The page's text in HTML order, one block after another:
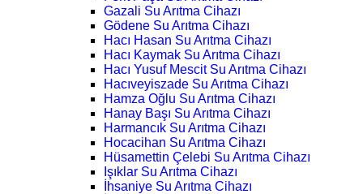
Gazali Su Arıtma Cihazı
Gödene Su Arıtma Cihazı
Hacı Hasan Su Arıtma Cihazı
Hacı Kaymak Su Arıtma Cihazı
Hacı Yusuf Mescit Su Arıtma Cihazı
Hacıveyiszade Su Arıtma Cihazı
Hamza Oğlu Su Arıtma Cihazı
Hanay Başı Su Arıtma Cihazı
Harmancık Su Arıtma Cihazı
Hocacihan Su Arıtma Cihazı
Hüsamettin Çelebi Su Arıtma Cihazı
Işıklar Su Arıtma Cihazı
İhsaniye Su Arıtma Cihazı